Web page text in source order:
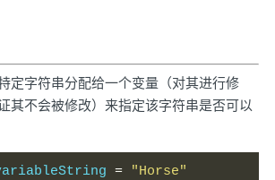
定字符串分配给一个变量（对其进行修
其不会被修改）来指定该字符串是否可以
=
"Horse"